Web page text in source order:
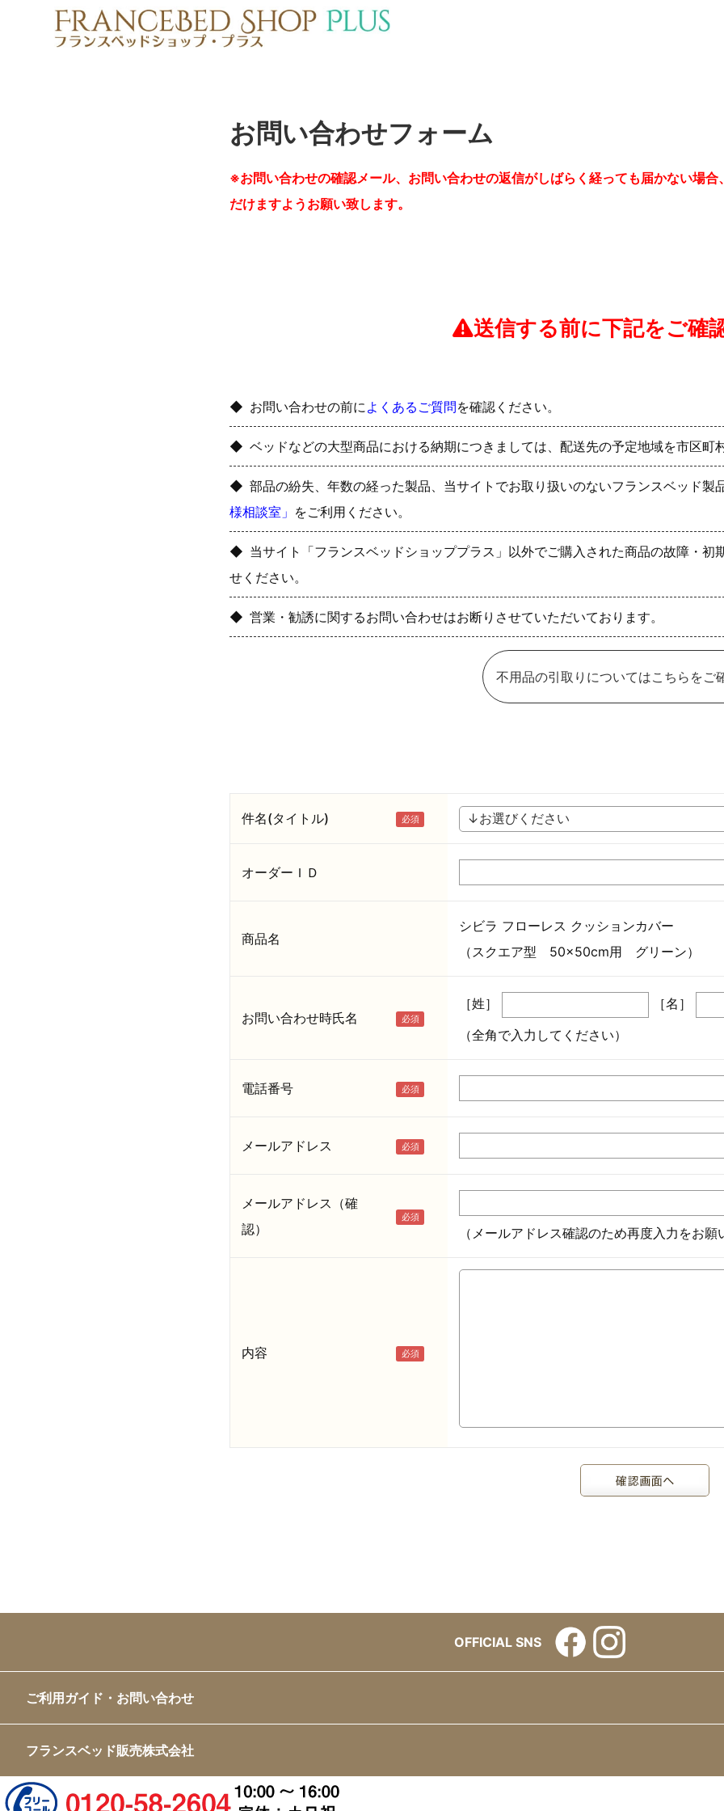
お問い合わせフォーム
※お問い合わせの確認メール、お問い合わせの返信がしばらく経っても届かない場
だけますようお願い致します。
送信する前に下記をご確
お問い合わせの前に よくあるご質問を確認ください。
ベッドなどの大型商品における納期につきましては、配送先の予定地域を市区町
部品の紛失、年数の経った製品、当サイトでお取り扱いのないフランスベッド製
様相談室」 をご利用ください。
当サイト「フランスベッドショッププラス」以外でご購入された商品の故障・
せください。
営業・勧誘に関するお問い合わせはお断りさせていただいております。
不用品の引取りについてはこちらをご
件名(タイトル)
オーダーＩＤ
商品名
シビラ フローレス クッションカバー
（スクエア型 50×50cm用 グリーン）
お問い合わせ時氏名
［姓］
［名］
（全角で入力してください）
電話番号
メールアドレス
メールアドレス（確
認）
（メールアドレス確認のため再度入力をお願
内容
OFFICIAL SNS
ご利用ガイド・お問い合わせ
フランスベッド販売株式会社